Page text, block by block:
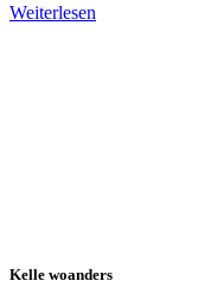
Weiterlesen
Kelle woanders